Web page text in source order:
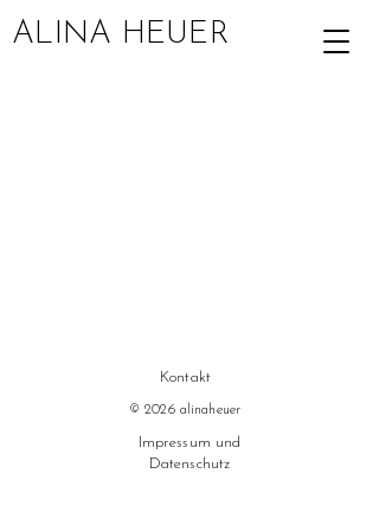
ALINA HEUER
Kontakt
© 2026 alinaheuer
Impressum und
Datenschutz